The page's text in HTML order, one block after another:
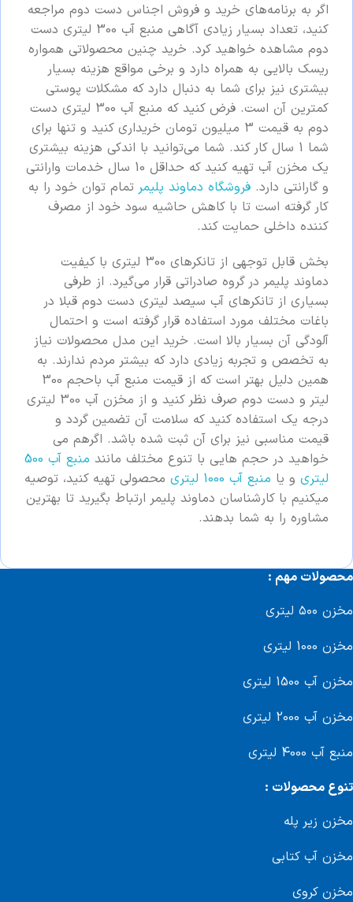
اگر به برنامه‌های خرید و فروش اجناس دست دوم مراجعه
کنید، تعداد بسیار زیادی آگاهی منبع آب 300 لیتری دست
دوم مشاهده خواهید کرد. خرید چنین محصولاتی همواره
ریسک بالایی به همراه دارد و برخی مواقع هزینه بسیار
بیشتری نیز برای شما به دنبال دارد که مشکلات پوستی
کمترین آن است. فرض کنید که منبع آب 300 لیتری دست
دوم به قیمت 3 میلیون تومان خریداری کنید و تنها برای
شما 1 سال کار کند. شما می‌توانید با اندکی هزینه بیشتری
یک مخزن آب تهیه کنید که حداقل 10 سال خدمات وارانتی
و گارانتی دارد. فروشگاه دماوند پلیمر تمام توان خود را به
کار گرفته است تا با کاهش حاشیه سود خود از مصرف
کننده داخلی حمایت کند.
بخش قابل توجهی از تانکرهای 300 لیتری با کیفیت
دماوند پلیمر در گروه صادراتی قرار می‌گیرد. از طرفی
بسیاری از تانکرهای آب سیصد لیتری دست دوم قبلا در
باغات مختلف مورد استفاده قرار گرفته است و احتمال
آلودگی آن بسیار بالا است. خرید این مدل محصولات نیاز
به تخصص و تجربه زیادی دارد که بیشتر مردم ندارند. به
همین دلیل بهتر است که از قیمت منبع آب باحجم 300
لیتر و دست دوم صرف نظر کنید و از مخزن آب 300 لیتری
درجه یک استفاده کنید که سلامت آن تضمین گردد و
قیمت مناسبی نیز برای آن ثبت شده باشد. اگرهم می
خواهید در حجم هایی با تنوع مختلف مانند
منبع آب 500
لیتری و یا منبع آب 1000 لیتری
محصولی تهیه کنید، توصیه
میکنیم با کارشناسان دماوند پلیمر ارتباط بگیرید تا بهترین
مشاوره را به شما بدهند.
محصولات مهم :
مخزن ۵۰۰ لیتری
مخزن 1000 لیتری
مخزن آب 1500 لیتری
مخزن آب 2000 لیتری
منبع آب 4000 لیتری
تنوع محصولات :
مخزن زیر پله
مخزن آب کتابی
مخزن کروی